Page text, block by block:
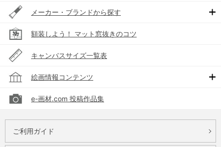
メーカー・ブランドから探す
額装しよう！ マット窓抜きのコツ
キャンバスサイズ一覧表
絵画情報コンテンツ
e-画材.com 投稿作品集
ご利用ガイド